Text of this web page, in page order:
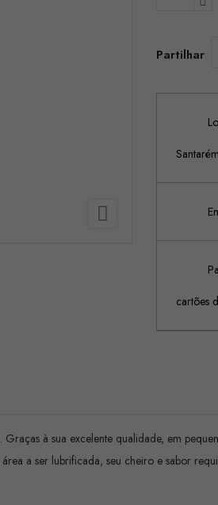

Partilhar
Santarém
cartões
à sua excelente qualidade, em
a ser lubrificada, seu cheiro e sabor